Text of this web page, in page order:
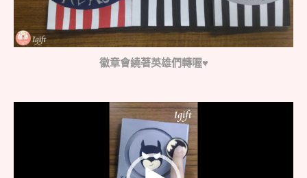
徽章會繞著英雄們轉喔♥